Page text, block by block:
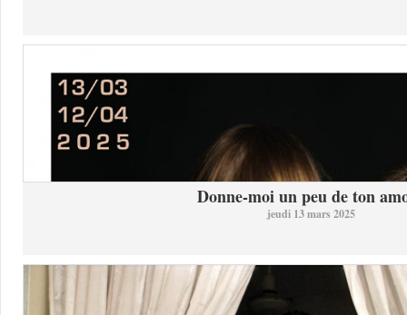
Donne-moi un peu de ton
jeudi 13 mars 2025